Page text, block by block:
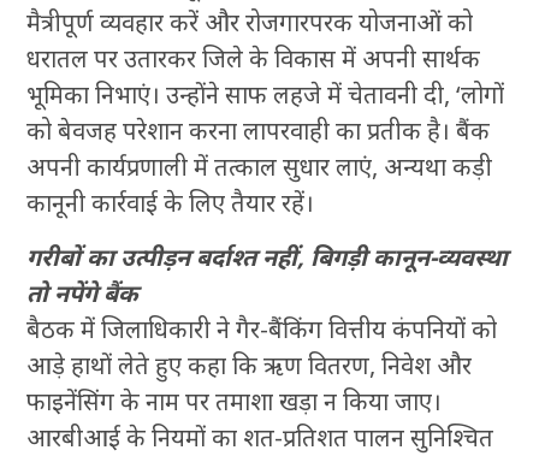
मैत्रीपूर्ण व्यवहार करें और रोजगारपरक योजनाओं को
धरातल पर उतारकर जिले के विकास में अपनी सार्थक
भूमिका निभाएं। उन्होंने साफ लहजे में चेतावनी दी, ‘लोगों
को बेवजह परेशान करना लापरवाही का प्रतीक है। बैंक
अपनी कार्यप्रणाली में तत्काल सुधार लाएं, अन्यथा कड़ी
कानूनी कार्रवाई के लिए तैयार रहें।
गरीबों का उत्पीड़न बर्दाश्त नहीं, बिगड़ी कानून-व्यवस्था
तो नपेंगे बैंक
बैठक में जिलाधिकारी ने गैर-बैंकिंग वित्तीय कंपनियों को
आड़े हाथों लेते हुए कहा कि ऋण वितरण, निवेश और
फाइनेंसिंग के नाम पर तमाशा खड़ा न किया जाए।
आरबीआई के नियमों का शत-प्रतिशत पालन सुनिश्चित